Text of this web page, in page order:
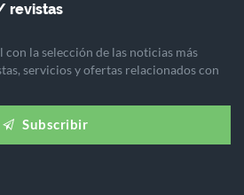
revistas
con la selección de las noticias más
servicios y ofertas relacionados con
Subscribir